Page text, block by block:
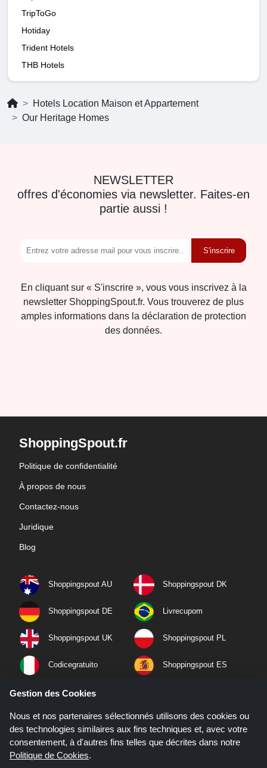
TripToGo
Hotiday
Trident Hotels
THB Hotels
Hotels Location Maison et Appartement
Our Heritage Homes
NEWSLETTER
offres d'économies via newsletter. Faites-en
partie aussi !
S'inscrire
En cliquant sur « S'inscrire », vous vous inscrivez à la
newsletter ShoppingSpout.fr. Vous trouverez de plus
amples informations dans la déclaration de protection
des données.
ShoppingSpout.fr
Politique de confidentialité
À propos de nous
Contactez-nous
Juridique
Blog
Shoppingspout AU Shoppingspout DK
Shoppingspout DE Livrecupom
Shoppingspout UK Shoppingspout PL
Codicegratuito Shoppingspout ES
Shoppingspout NL
Shoppingspout PT Shoppingspout NO
Gestion des Cookies
Nous et nos partenaires sélectionnés utilisons des cookies ou
des technologies similaires aux fins techniques et, avec votre
consentement, à d'autres fins telles que décrites dans notre
Politique de Cookies.